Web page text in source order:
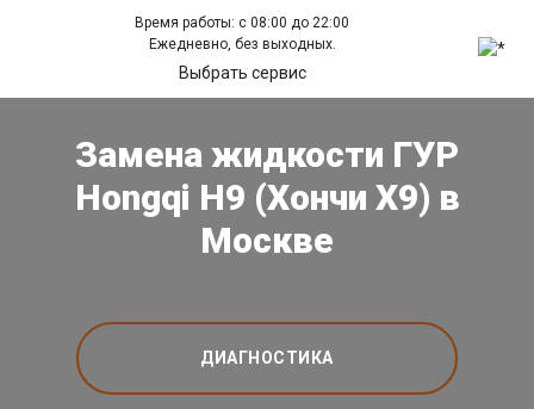
Время работы: с 08:00 до 22:00
Ежедневно, без выходных.
Выбрать сервис
Замена жидкости ГУР
Hongqi H9 (Хончи Х9) в
Москве
ДИАГНОСТИКА